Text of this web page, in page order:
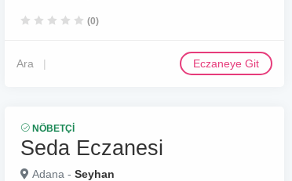
(0)
Ara Eczaneye Git
NÖBETÇI
Seda Eczanesi
Adana - Seyhan